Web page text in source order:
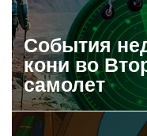
События
кони во
самолет